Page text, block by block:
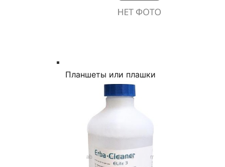
Планшеты или плашки